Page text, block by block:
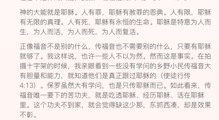
神的大能就是耶稣。人有罪，耶稣有赦罪的恩典。人有限，耶稣
有无限的真理。人有死，耶稣有永恒的生命。耶稣是特意为人而
生，为人而活，为人而死，为人而复活。
正像福音不是别的什么，传福音也不需要别的什么，只要有耶稣
就够了。我这样说，也许一些人不以为然。然而这是事实。在拍
摄十字架的时候，我亲眼看到一些没有学问的乡野小民传福音大
有胆量和能力，就知道他们是真正跟过耶稣的（使徒行传
4:13）。保罗虽然大有学问，也是只传耶稣而已。如此看来，传
福音唯一要下的苦功夫，就是吃透耶稣、经历耶稣、活在耶稣
里。这个功夫不到家，就会觉得缺这少那，东抓西凑，却是效果
不彰。